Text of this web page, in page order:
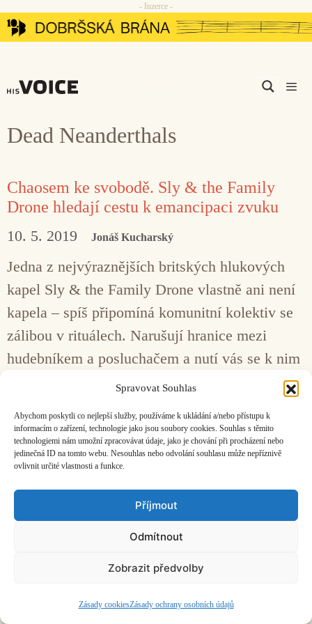
Spravovat Souhlas
Abychom poskytli co nejlepší služby, používáme k ukládání a/nebo přístupu k
informacím o zařízení, technologie jako jsou soubory cookies. Souhlas s těmito
technologiemi nám umožní zpracovávat údaje, jako je chování při procházení nebo
jedinečná ID na tomto webu. Nesouhlas nebo odvolání souhlasu může nepříznivě
ovlivnit určité vlastnosti a funkce.
Příjmout
Odmítnout
Zobrazit předvolby
Zásady cookiesZásady ochrany osobních údajů
Přeskočit
na
- Inzerce -
Dead Neanderthals
Chaosem ke svobodě. Sly & the Family
Drone hledají cestu k emancipaci zvuku
10. 5. 2019 Jonáš Kucharský
Jedna z nejvýraznějších britských hlukových
kapel Sly & the Family Drone vlastně ani není
kapela – spíš připomíná komunitní kolektiv se
zálibou v rituálech. Narušují hranice mezi
hudebníkem a posluchačem a nutí vás se k nim
Facebook
Bandcamp
Mail
založeno 2001 | Kontaktujte nás: